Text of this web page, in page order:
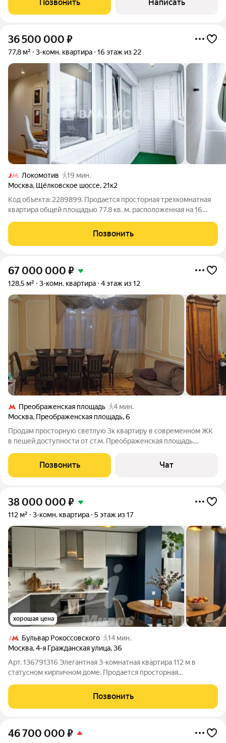
продуманная планировка,
Позвонить Написать
36 500 000 ₽
77,8 м² 3-комн. квартира 16 этаж из 22
Локомотив
19 мин.
Москва, Щёлковское шоссе, 21к2
Код объекта: 2289899. Продается просторная трехкомнатная
квартира общей площадью 77.8 кв. м, расположенная на 16
готова к заселению. Капитальный ремонт с заменой
коммуникаций произведен в 2021
Позвонить
67 000 000 ₽
128,5 м² 3-комн. квартира 4 этаж из 12
Преображенская площадь
4 мин.
Москва, Преображенская площадь,6
Продам просторную светлую 3к квартиру в современном ЖК
в пешей доступности от ст.м. Преображенская площадь.
всё, см. фото. Продаётся с мебелью. Просторная кухня 16,9
кв.м. Жилые комнаты
Позвонить Чат
38 000 000 ₽
112 м² 3-комн. квартира 5 этаж из 17
хорошая цена
Бульвар Рокоссовского
14 мин.
Москва,4-я Гражданская улица,36
Арт. 136791316 Элегантная 3-комнатная квартира 112 м в
статусном кирпичном доме. Продается просторная
великолепным ремонтом. Это редкое предложение для тех,
кто ищет качество капитального
Позвонить
46 700 000 ₽